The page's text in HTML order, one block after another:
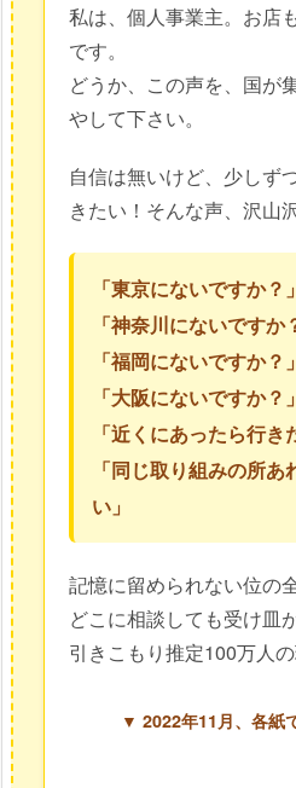
私は、個人事業主。お店
です。
どうか、この声を、国が
やして下さい。
自信は無いけど、少しず
きたい！そんな声、沢山
「東京にないですか？」
「神奈川にないですか
「福岡にないですか？」
「大阪にないですか？」
「近くにあったら行き
「同じ取り組みの所
い」
記憶に留められない位の
どこに相談しても受け皿
引きこもり推定100万人の
▼ 2022年11月、各紙